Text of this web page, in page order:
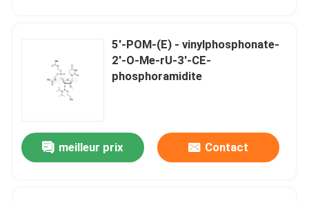
5'-POM-(E) - vinylphosphonate-
2'-O-Me-rU-3'-CE-
phosphoramidite
meilleur prix Contact